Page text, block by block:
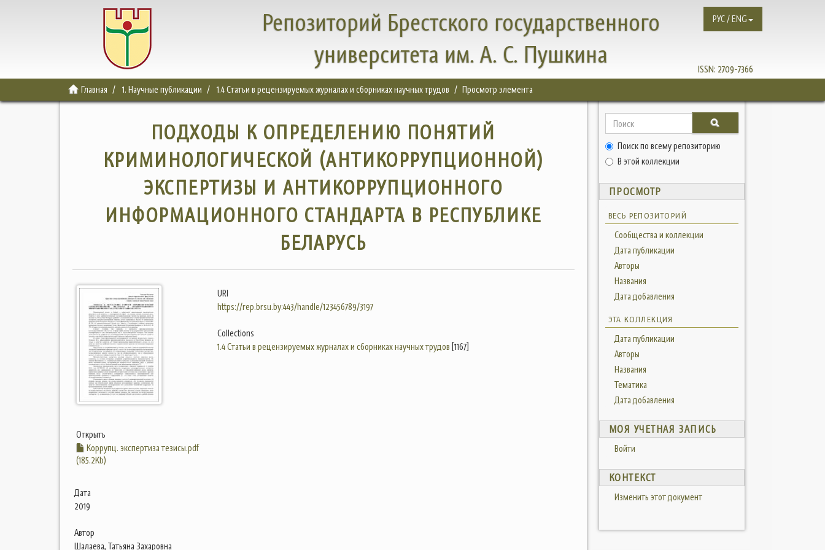
Репозиторий Брестского государственного
университета им. А. С. Пушкина
ISSN: 2709-7366
РУС / ENG
Главная 1. Научные публикации 1.4 Статьи в рецензируемых журналах и сборниках научных трудов Просмотр элемента
ПОДХОДЫ К ОПРЕДЕЛЕНИЮ ПОНЯТИЙ
КРИМИНОЛОГИЧЕСКОЙ (АНТИКОРРУПЦИОННОЙ)
ЭКСПЕРТИЗЫ И АНТИКОРРУПЦИОННОГО
ИНФОРМАЦИОННОГО СТАНДАРТА В РЕСПУБЛИКЕ
БЕЛАРУСЬ
Открыть
Коррупц. экспертиза тезисы.pdf
(185.2Kb)
Дата
2019
Автор
Шалаева, Татьяна Захаровна
URI
https://rep.brsu.by:443/handle/123456789/3197
Collections
1.4 Статьи в рецензируемых журналах и сборниках научных трудов [1167]
Поиск по всему репозиторию
В этой коллекции
ПРОСМОТР
ВЕСЬ РЕПОЗИТОРИЙ
Сообщества и коллекции
Дата публикации
Авторы
Названия
Дата добавления
ЭТА КОЛЛЕКЦИЯ
Дата публикации
Авторы
Названия
Тематика
Дата добавления
МОЯ УЧЕТНАЯ ЗАПИСЬ
Войти
КОНТЕКСТ
Изменить этот документ